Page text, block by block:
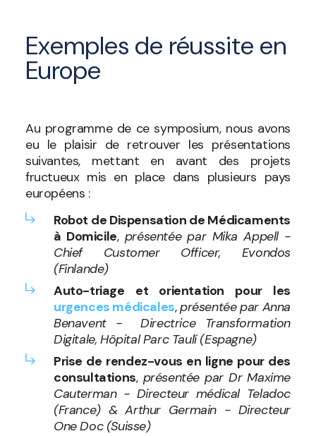
Exemples de réussite en
Europe
Au programme de ce symposium, nous avons
eu le plaisir de retrouver les présentations
suivantes, mettant en avant des projets
fructueux mis en place dans plusieurs pays
européens :
Robot de Dispensation de Médicaments
à Domicile, présentée par Mika Appell -
Chief Customer Officer, Evondos
(Finlande)
Auto-triage et orientation pour les
urgences médicales,présentée par Anna
Benavent - Directrice Transformation
Digitale, Hôpital Parc Taulí (Espagne)
Prise de rendez-vous en ligne pour des
consultations, présentée par Dr Maxime
Cauterman - Directeur médical Teladoc
(France) & Arthur Germain - Directeur
One Doc (Suisse)